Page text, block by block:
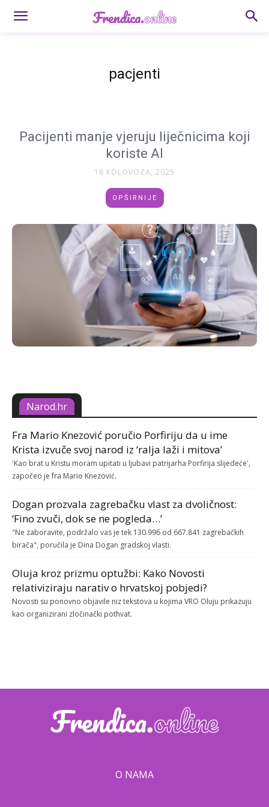
pacjenti
Pacijenti manje vjeruju liječnicima koji
koriste AI
18 KOLOVOZA, 2025
OPŠIRNIJE
Narod.hr
Fra Mario Knezović poručio Porfiriju da u ime
Krista izvuče svoj narod iz ‘ralja laži i mitova’
'Kao brat u Kristu moram upitati u ljubavi patrijarha Porfirija slijedeće',
započeo je fra Mario Knezović.
Dogan prozvala zagrebačku vlast za dvoličnost:
‘Fino zvuči, dok se ne pogleda…’
"Ne zaboravite, podržalo vas je tek 130.996 od 667.841 zagrebačkih
birača", poručila je Dina Dogan gradskoj vlasti.
Oluja kroz prizmu optužbi: Kako Novosti
relativiziraju narativ o hrvatskoj pobjedi?
Novosti su ponovno objavile niz tekstova u kojima VRO Oluju prikazuju
kao organizirani zločinački pothvat.
O NAMA